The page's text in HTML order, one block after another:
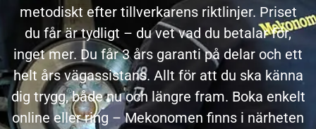
metodiskt efter tillverkarens riktlinjer. Priset
du får är tydligt – du vet vad du betalar för,
inget mer. Du får 3 års garanti på delar och ett
helt års vägassistans. Allt för att du ska känna
dig trygg, både nu och längre fram. Boka enkelt
online eller ring – Mekonomen finns i närheten